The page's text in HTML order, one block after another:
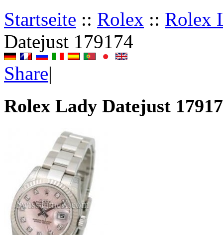
Startseite :: Rolex :: Rolex
Datejust 179174
Share|
Rolex Lady Datejust